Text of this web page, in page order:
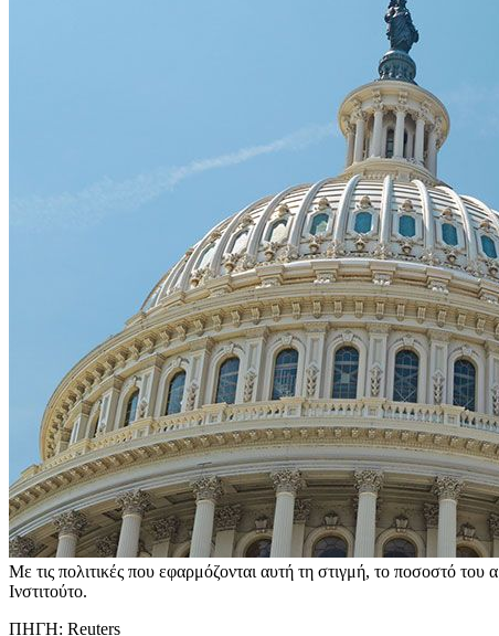
Με τις πολιτικές που εφαρμόζονται αυτή τη στιγμή, το ποσοστό
Ινστιτούτο.
ΠΗΓΗ: Reuters